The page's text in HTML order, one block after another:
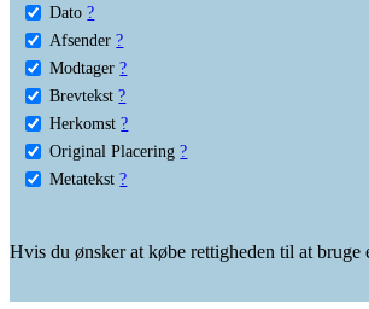
Dato ?
Afsender ?
Modtager ?
Brevtekst ?
Herkomst ?
Original Placering ?
Metatekst ?
Hvis du ønsker at købe rettigheden til at bruge